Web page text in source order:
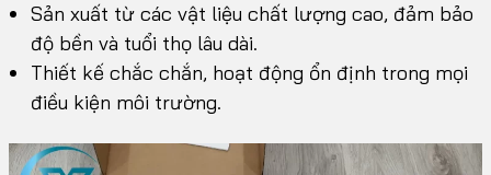
Sản xuất từ các vật liệu chất lượng cao, đảm bảo
độ bền và tuổi thọ lâu dài.
Thiết kế chắc chắn, hoạt động ổn định trong mọi
điều kiện môi trường.